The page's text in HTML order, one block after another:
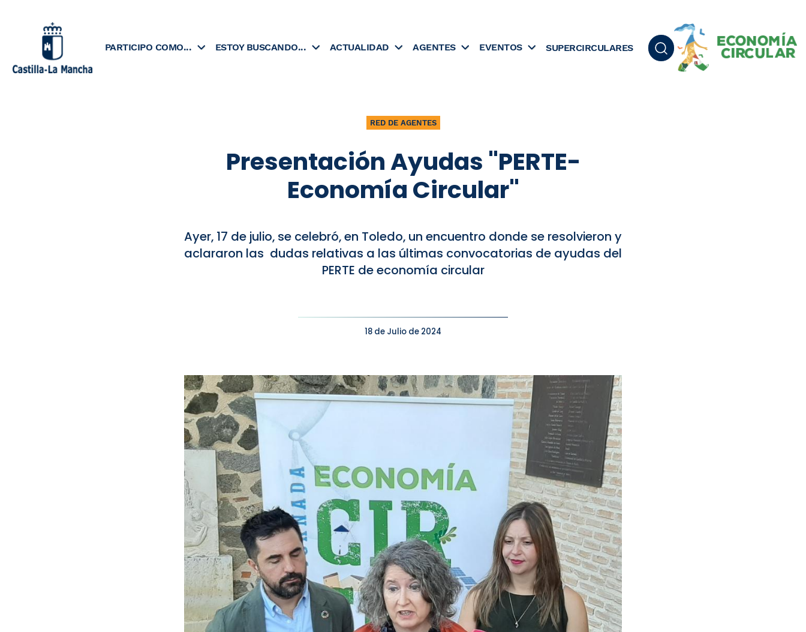
PARTICIPO COMO... ESTOY BUSCANDO... ACTUALIDAD AGENTES EVENTOS SUPERCIRCULARES
RED DE AGENTES
Presentación Ayudas "PERTE-
Economía Circular"
Ayer, 17 de julio, se celebró, en Toledo, un encuentro donde se resolvieron y
aclararon las dudas relativas a las últimas convocatorias de ayudas del
PERTE de economía circular
18 de Julio de 2024